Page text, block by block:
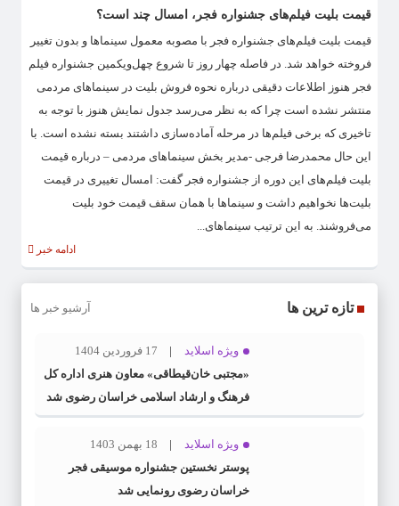
قیمت بلیت فیلم‌های جشنواره فجر، امسال چند است؟
قیمت بلیت فیلم‌های جشنواره فجر با مصوبه معمول سینماها و بدون تغییر
فروخته خواهد شد. در فاصله چهار روز تا شروع چهل‌ویکمین جشنواره فیلم
فجر هنوز اطلاعات دقیقی درباره نحوه فروش بلیت در سینماهای مردمی
منتشر نشده است چرا که به نظر می‌رسد جدول نمایش هنوز با توجه به
تاخیری که برخی فیلم‌ها در مرحله آماده‌سازی داشتند بسته نشده است. با
این حال محمدرضا فرجی -مدیر بخش سینماهای مردمی – درباره قیمت
بلیت فیلم‌های این دوره از جشنواره فجر گفت: امسال تغییری در قیمت
بلیت‌ها نخواهیم داشت و سینماها با همان سقف قیمت خود بلیت
می‌فروشند. به این ترتیب سینماهای...
ادامه خبر
تازه ترین ها آرشیو خبر ها
ویژه اسلاید
17 فروردین 1404
«مجتبی خان‌قیطاقی» معاون هنری اداره کل
فرهنگ و ارشاد اسلامی خراسان رضوی شد
ویژه اسلاید
18 بهمن 1403
پوستر نخستین جشنواره موسیقی فجر
خراسان رضوی رونمایی شد